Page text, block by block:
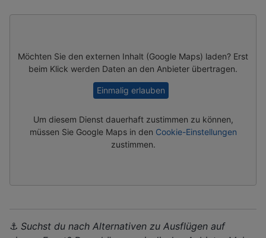
Möchten Sie den externen Inhalt (Google Maps) laden? Erst
beim Klick werden Daten an den Anbieter übertragen.
Einmalig erlauben
Um diesem Dienst dauerhaft zustimmen zu können,
müssen Sie Google Mapsin den Cookie-Einstellungen
zustimmen.
⚓️ Suchst du nach Alternativen zu Ausflügen auf